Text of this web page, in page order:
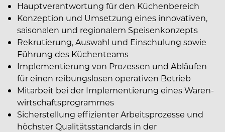
Hauptverantwortung für den Küchenbereich
Konzeption und Umsetzung eines innovativen,
saisonalen und regionalem Speisenkonzepts
Rekrutierung, Auswahl und Einschulung sowie
Führung des Küchenteams
Implementierung von Prozessen und Abläufen
für einen reibungslosen operativen Betrieb
Mitarbeit bei der Implementierung eines Waren-
wirtschaftsprogrammes
Sicherstellung effizienter Arbeitsprozesse und
höchster Qualitätsstandards in der